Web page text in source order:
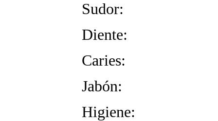
Sudor:
Diente:
Caries:
Jabón:
Higiene: